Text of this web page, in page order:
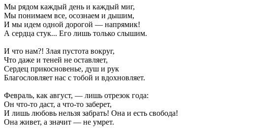
Мы рядом каждый день и каждый миг,
Мы понимаем все, осознаем и дышим,
И мы идем одной дорогой — напрямик!
А сердца стук... Его лишь только слышим.
И что нам?! Злая пустота вокруг,
Что даже и теней не оставляет,
Сердец прикосновенье, душ и рук
Благословляет нас с тобой и вдохновляет.
Февраль, как август, — лишь отрезок года:
Он что-то даст, а что-то заберет,
И лишь любовь нельзя забрать! Она и есть свобода!
Она живет, а значит — не умрет.